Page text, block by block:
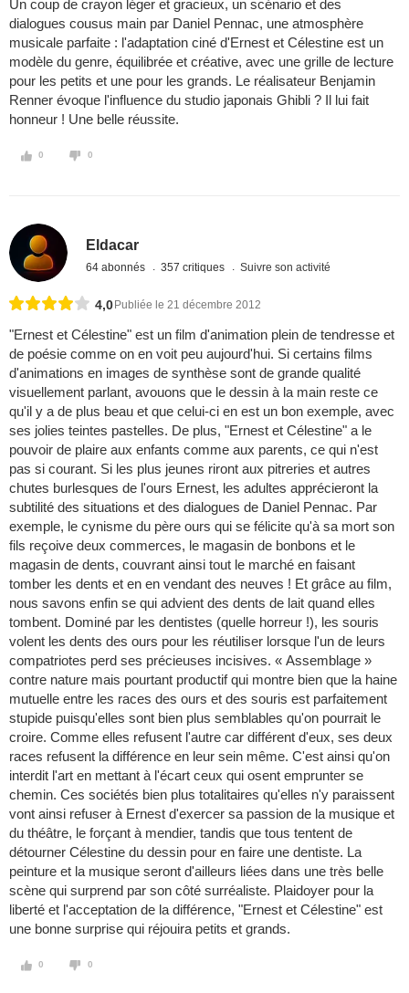
Un coup de crayon léger et gracieux, un scénario et des
dialogues cousus main par Daniel Pennac, une atmosphère
musicale parfaite : l'adaptation ciné d'Ernest et Célestine est un
modèle du genre, équilibrée et créative, avec une grille de lecture
pour les petits et une pour les grands. Le réalisateur Benjamin
Renner évoque l'influence du studio japonais Ghibli ? Il lui fait
honneur ! Une belle réussite.
0 0
Eldacar
64 abonnés 357 critiques Suivre son activité
4,0 Publiée le 21 décembre 2012
"Ernest et Célestine" est un film d'animation plein de tendresse et
de poésie comme on en voit peu aujourd'hui. Si certains films
d'animations en images de synthèse sont de grande qualité
visuellement parlant, avouons que le dessin à la main reste ce
qu'il y a de plus beau et que celui-ci en est un bon exemple, avec
ses jolies teintes pastelles. De plus, "Ernest et Célestine" a le
pouvoir de plaire aux enfants comme aux parents, ce qui n'est
pas si courant. Si les plus jeunes riront aux pitreries et autres
chutes burlesques de l'ours Ernest, les adultes apprécieront la
subtilité des situations et des dialogues de Daniel Pennac. Par
exemple, le cynisme du père ours qui se félicite qu'à sa mort son
fils reçoive deux commerces, le magasin de bonbons et le
magasin de dents, couvrant ainsi tout le marché en faisant
tomber les dents et en en vendant des neuves ! Et grâce au film,
nous savons enfin se qui advient des dents de lait quand elles
tombent. Dominé par les dentistes (quelle horreur !), les souris
volent les dents des ours pour les réutiliser lorsque l'un de leurs
compatriotes perd ses précieuses incisives. « Assemblage »
contre nature mais pourtant productif qui montre bien que la haine
mutuelle entre les races des ours et des souris est parfaitement
stupide puisqu'elles sont bien plus semblables qu'on pourrait le
croire. Comme elles refusent l'autre car différent d'eux, ses deux
races refusent la différence en leur sein même. C'est ainsi qu'on
interdit l'art en mettant à l'écart ceux qui osent emprunter se
chemin. Ces sociétés bien plus totalitaires qu'elles n'y paraissent
vont ainsi refuser à Ernest d'exercer sa passion de la musique et
du théâtre, le forçant à mendier, tandis que tous tentent de
détourner Célestine du dessin pour en faire une dentiste. La
peinture et la musique seront d'ailleurs liées dans une très belle
scène qui surprend par son côté surréaliste. Plaidoyer pour la
liberté et l'acceptation de la différence, "Ernest et Célestine" est
une bonne surprise qui réjouira petits et grands.
0 0